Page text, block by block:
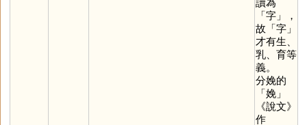
「字」，
故「字」
才有生、
乳、育等
義。
分娩的
「娩」
《說文》
作